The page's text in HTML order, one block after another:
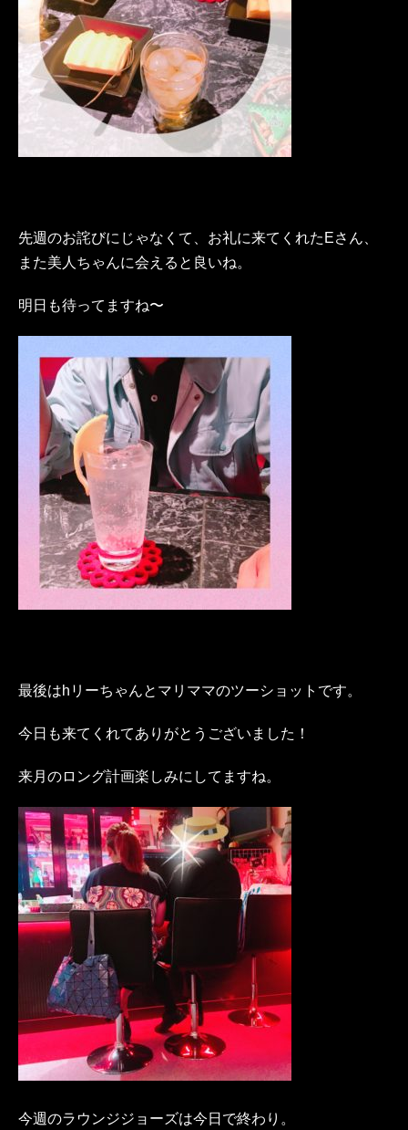
先週のお詫びにじゃなくて、お礼に来てくれたEさん、
また美人ちゃんに会えると良いね。
明日も待ってますね〜
最後はhリーちゃんとマリママのツーショットです。
今日も来てくれてありがとうございました！
来月のロング計画楽しみにしてますね。
今週のラウンジジョーズは今日で終わり。